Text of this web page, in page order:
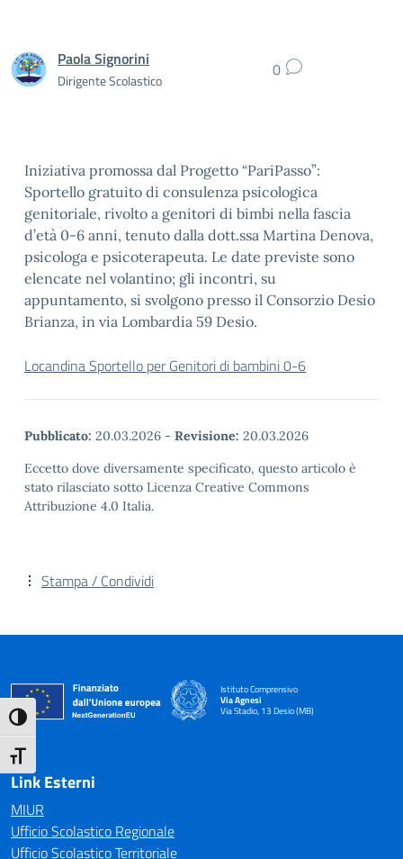
Attiva/disattiva alto contrasto
Attiva/disattiva dimensione testo
Paola Signorini
Dirigente Scolastico 0
Iniziativa promossa dal Progetto “PariPasso”:
Sportello gratuito di consulenza psicologica
genitoriale, rivolto a genitori di bimbi nella fascia
d’età 0-6 anni, tenuto dalla dott.ssa Martina Denova,
psicologa e psicoterapeuta. Le date previste sono
elencate nel volantino; gli incontri, su
appuntamento, si svolgono presso il Consorzio Desio
Brianza, in via Lombardia 59 Desio.
Locandina Sportello per Genitori di bambini 0-6
Pubblicato: 20.03.2026 - Revisione: 20.03.2026
Eccetto dove diversamente specificato, questo articolo è
stato rilasciato sotto Licenza Creative Commons
Attribuzione 4.0 Italia.
Stampa / Condividi
Istituto Comprensivo
Via Agnesi
Via Stadio, 13 Desio (MB)
— Visita la pagina iniziale della scuola
Link Esterni
MIUR
Ufficio Scolastico Regionale
Ufficio Scolastico Territoriale